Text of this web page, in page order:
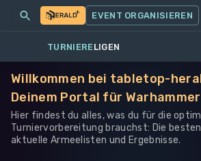
SPIEL·WARHAMMER 40K
MEINE EVENTS MEHR
EVENT ORGANISIEREN
TURNIERELIGEN
Willkommen bei tabletop-
Deinem Portal für
Hier findest du alles, was du für die
Turniervorbereitung brauchst: Die
aktuelle Armeelisten und Ergebnisse.